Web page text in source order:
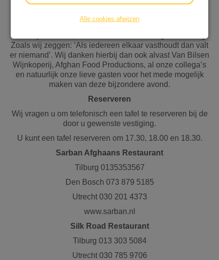
extra bij wilt doen, overmaken naar Stichting Vluchteling.
Zoals wij zeggen: ‘Als iedereen elkaar vasthoudt dan valt
er niemand’. Wij danken hierbij dan ook alvast Van Bilsen
Wijnkoperij, Afghan Food Productions, al onze collega’s
en natuurlijk onze lieve gasten voor het mede mogelijk
maken van deze bijzondere avond.
Reserveren
Wij vragen u om telefonisch een tafel te reserveren bij de
door u gewenste vestiging.
U kunt een tafel reserveren om 17.30, 18.00 en 18.30.
Sarban Afghaans Restaurant
Tilburg 0135353567
Den Bosch 073 879 5185
Utrecht 030 201 4373
www.sarban.nl
Silk Road Restaurant
Tilburg 013 303 5084
Utrecht 030 785 9706
Alle cookies afwijzen